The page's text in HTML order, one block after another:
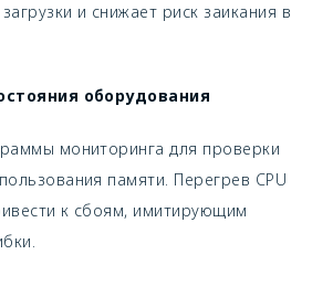
и снижает риск заикания в
оборудования
мониторинга для проверки
памяти. Перегрев CPU
к сбоям, имитирующим